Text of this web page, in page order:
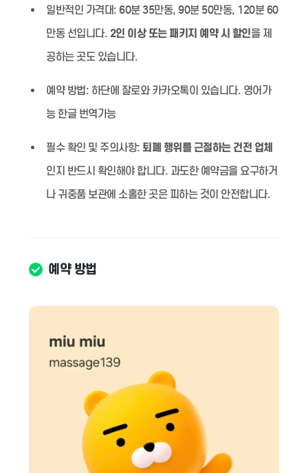
일반적인 가격대: 60분 35만동, 90분 50만동, 120분 60
만동 선입니다. 2인 이상 또는 패키지 예약 시 할인을 제
공하는 곳도 있습니다.
예약 방법: 하단에 잘로와 카카오톡이 있습니다. 영어가
능 한글 번역가능
필수 확인 및 주의사항: 퇴폐 행위를 근절하는 건전 업체
인지 반드시 확인해야 합니다. 과도한 예약금을 요구하거
나 귀중품 보관에 소홀한 곳은 피하는 것이 안전합니다.
예약 방법